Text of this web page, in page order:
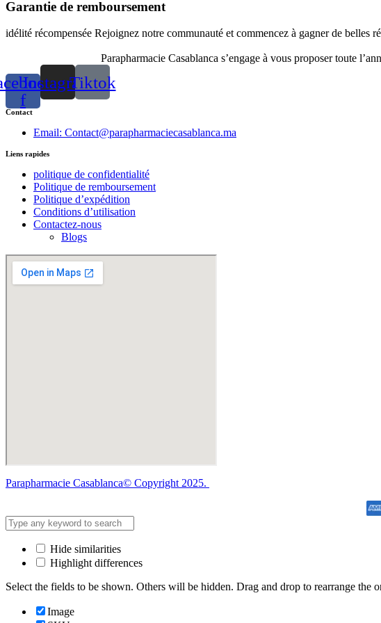
Garantie de remboursement
idélité récompensée Rejoignez notre communauté et commencez à gagner de belles
Parapharmacie Casablanca s’engage à vous proposer toute
f
InstagramTiktok
Contact
Email: Contact@parapharmaciecasablanca.ma
Liens rapides
politique de confidentialité
Politique de remboursement
Politique d’expédition
Conditions d’utilisation
Contactez-nous
Blogs
Parapharmacie Casablanca© Copyright 2025.
Hide similarities
Highlight differences
Select the fields to be shown. Others will be hidden. Drag and drop to rearrange the
Image